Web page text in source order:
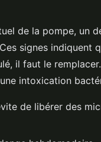
de la pompe, un
signes indiquent
il faut le remplacer.
intoxication
de libérer des